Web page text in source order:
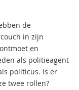
de
in zijn
en
als politieagent
politicus. Is er
twee rollen?